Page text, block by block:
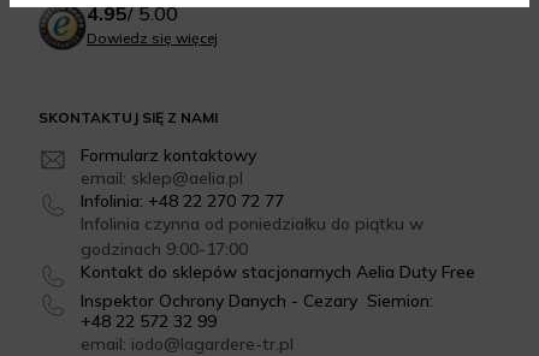
SKONTAKTUJ SIĘ Z NAMI
Formularz kontaktowy
email: sklep@aelia.pl
Infolinia: +48 22 270 72 77
Infolinia czynna od poniedziałku do piątku w
godzinach 9:00-17:00
Kontakt do sklepów stacjonarnych Aelia Duty Free
Inspektor Ochrony Danych - Cezary Siemion:
+48 22 572 32 99
email: iodo@lagardere-tr.pl
4.95/5.00
Dowiedz się więcej